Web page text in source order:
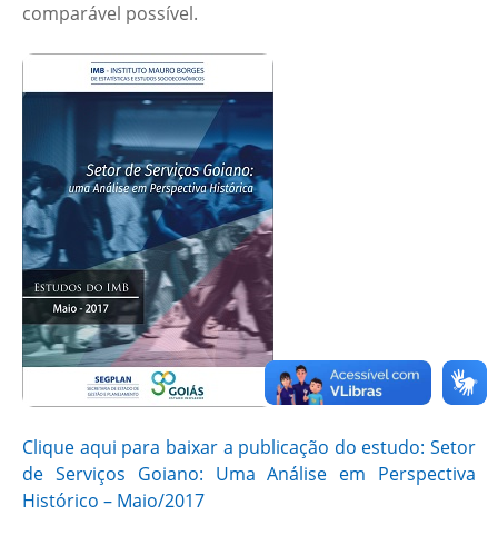
comparável possível.
Clique aqui para baixar a publicação do estudo: Setor
de Serviços Goiano: Uma Análise em Perspectiva
Histórico – Maio/2017